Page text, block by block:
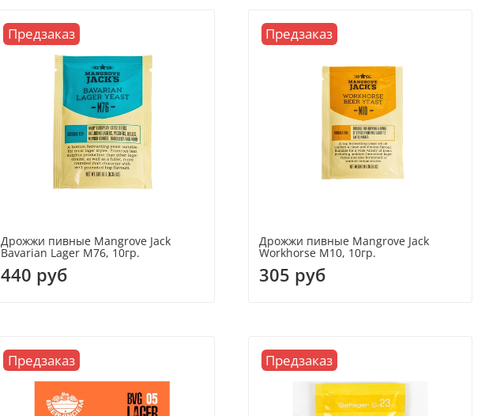
Предзаказ
Дрожжи пивные Mangrove Jack
Bavarian Lager M76, 10гр.
440 руб
Предзаказ
Дрожжи пивные Mangrove Jack
Workhorse M10, 10гр.
305 руб
Предзаказ Предзаказ